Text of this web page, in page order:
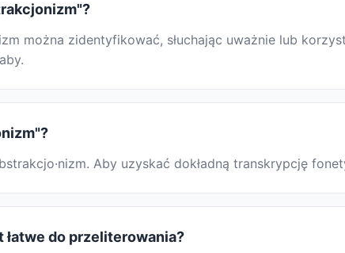
można zidentyfikować, słuchając uważnie lub
Aby uzyskać dokładną transkrypcję
do przeliterowania?